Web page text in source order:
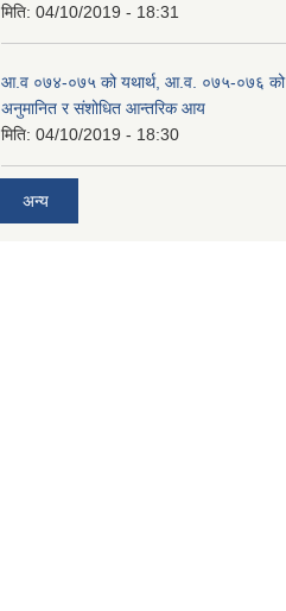
मिति: 04/10/2019 - 18:31
आ.व ०७४-०७५ को यथार्थ, आ.व. ०७५-०७६ को
अनुमानित र संशोधित आन्तरिक आय
मिति: 04/10/2019 - 18:30
अन्य